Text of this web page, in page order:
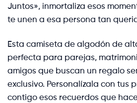
Juntos», inmortaliza esos
te unen a esa persona tan
Esta camiseta de algodón de
perfecta para parejas,
amigos que buscan un regalo
exclusivo. Personalízala con tus
contigo esos recuerdos que